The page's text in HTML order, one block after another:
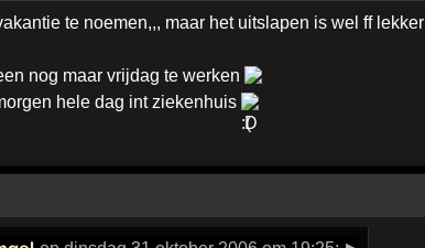
te noemen,,, maar het uitslapen is wel ff lekker
nog maar vrijdag te werken
hele dag int ziekenhuis